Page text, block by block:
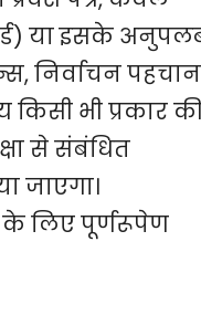
या इसके
निर्वाचन पहचान
किसी भी प्रकार
से संबंधित
जाएगा।
के लिए पूर्णरूपेण